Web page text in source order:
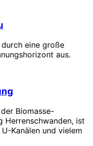
eine große
aus.
Biomasse-
Herrenschwanden, ist
Kanälen und vielem